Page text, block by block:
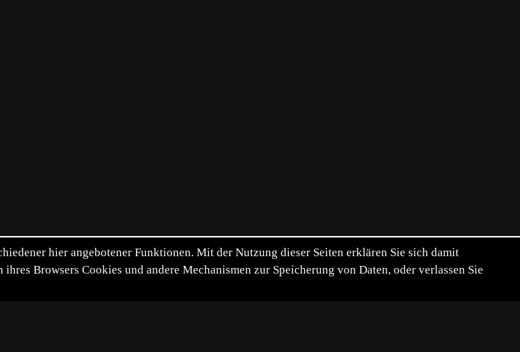
hier angebotener Funktionen. Mit der Nutzung dieser Seiten erklären Sie sich damit
Browsers Cookies und andere Mechanismen zur Speicherung von Daten, oder verlassen Sie